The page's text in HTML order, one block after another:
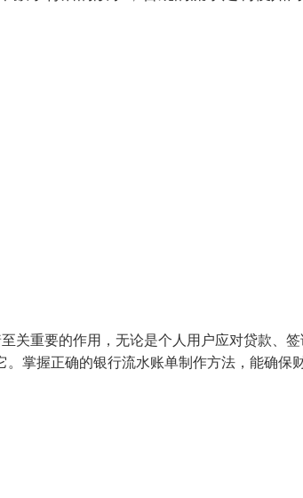
关重要的作用，无论是个人用户应对贷款、
掌握正确的银行流水账单制作方法，能确保